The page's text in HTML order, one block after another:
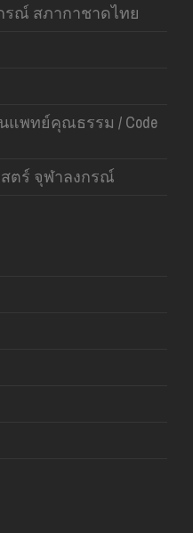
รณ์ สภากาชาดไทย
แพทย์คุณธรรม / Code
ตร์ จุฬาลงกรณ์